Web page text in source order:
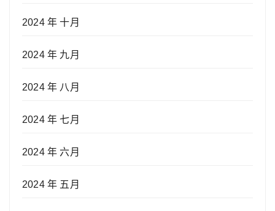
2024 年 十月
2024 年 九月
2024 年 八月
2024 年 七月
2024 年 六月
2024 年 五月